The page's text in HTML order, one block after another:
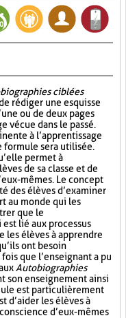
ciblées
rédiger une esquisse
ou de deux pages
vécue dans le passé.
à l’apprentissage
formule sera utilisée.
permet à
de sa classe et de
mêmes. Le concept
des élèves d’examiner
au monde qui les
que le
lié aux processus
les élèves à apprendre
ont besoin
que l’enseignant a pu
Autobiographies
son enseignement ainsi
est particulièrement
d’aider les élèves à
d’eux-mêmes